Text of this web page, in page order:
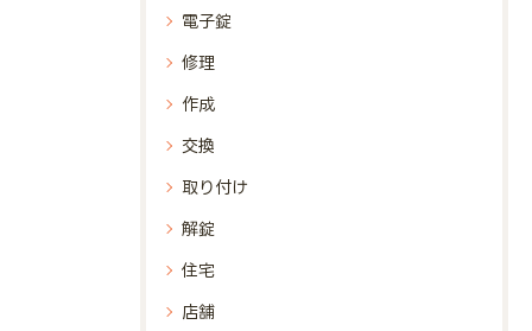
電子錠
修理
作成
交換
取り付け
解錠
住宅
店舗